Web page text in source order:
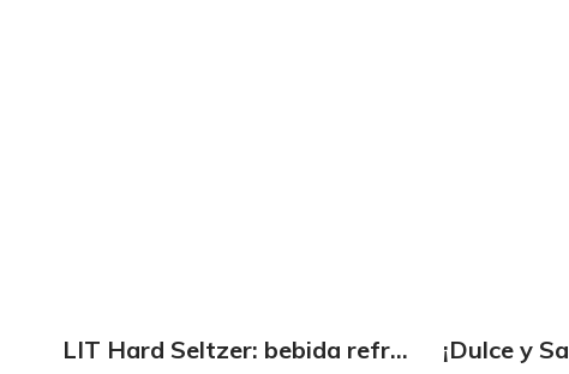
LIT Hard Seltzer: bebida refrescante y ligera para disfrutar de este verano